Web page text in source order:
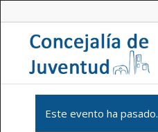
Este evento ha pasado.